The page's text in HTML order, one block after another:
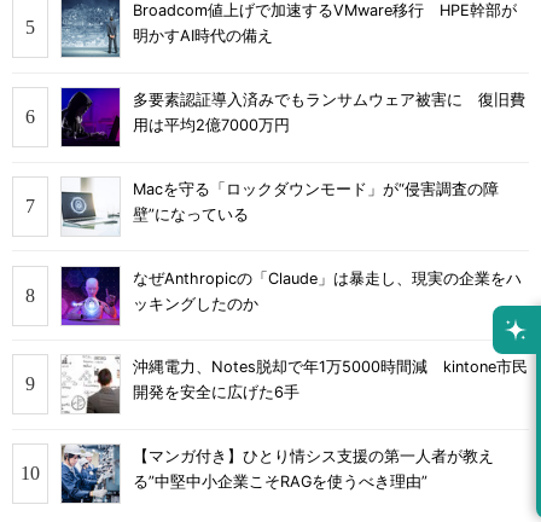
Broadcom値上げで加速するVMware移行 HPE幹部が
明かすAI時代の備え
多要素認証導入済みでもランサムウェア被害に 復旧費
用は平均2億7000万円
Macを守る「ロックダウンモード」が“侵害調査の障
壁”になっている
なぜAnthropicの「Claude」は暴走し、現実の企業をハ
ッキングしたのか
沖縄電力、Notes脱却で年1万5000時間減 kintone市民
開発を安全に広げた6手
【マンガ付き】ひとり情シス支援の第一人者が教え
る”中堅中小企業こそRAGを使うべき理由”